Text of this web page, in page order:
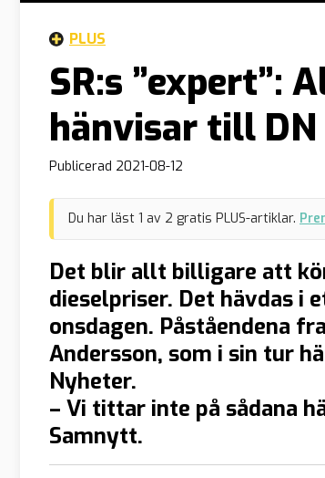
PLUS
SR:s ”expert”:
hänvisar till DN
Publicerad 2021-08-12
Du har läst 1 av 2 gratis PLUS-artiklar.
Det blir allt billigare att
dieselpriser. Det hävdas i
onsdagen. Påståendena
Andersson, som i sin tur
Nyheter.
– Vi tittar inte på sådana
Samnytt.